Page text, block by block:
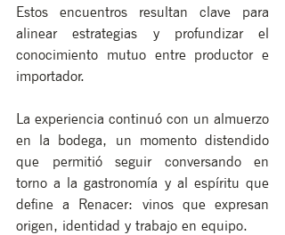
Estos encuentros resultan clave para
alinear estrategias y profundizar el
conocimiento mutuo entre productor e
importador.
La experiencia continuó con un almuerzo
en la bodega, un momento distendido
que permitió seguir conversando en
torno a la gastronomía y al espíritu que
define a Renacer: vinos que expresan
origen, identidad y trabajo en equipo.